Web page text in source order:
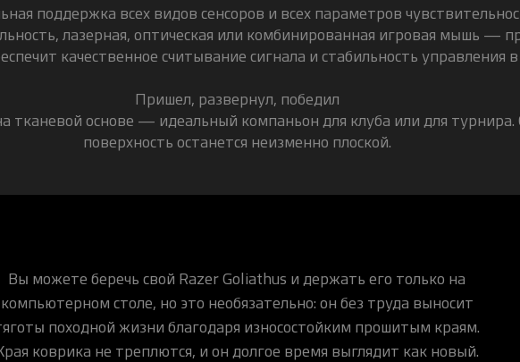
поддержка всех видов сенсоров и всех параметров
лазерная, оптическая или комбинированная игровая мышь —
качественное считывание сигнала и стабильность управления
Пришел, развернул, победил
тканевой основе — идеальный компаньон для клуба или для турнира.
поверхность останется неизменно плоской.
Вы можете беречь свой Razer Goliathus и держать его только на
компьютерном столе, но это необязательно: он без труда выносит
походной жизни благодаря износостойким прошитым краям.
коврика не треплются, и он долгое время выглядит как новый.